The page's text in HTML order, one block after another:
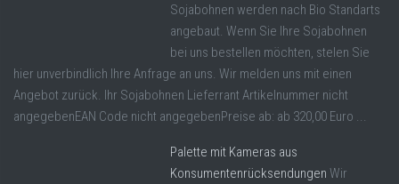
Sojabohnen werden nach Bio Standarts
angebaut. Wenn Sie Ihre Sojabohnen
bei uns bestellen möchten, stelen Sie
hier unverbindlich Ihre Anfrage an uns. Wir melden uns mit einen
Angebot zurück. Ihr Sojabohnen Lieferrant Artikelnummer nicht
angegebenEAN Code nicht angegebenPreise ab: ab 320,00 Euro ...
Palette mit Kameras aus
Konsumentenrücksendungen Wir